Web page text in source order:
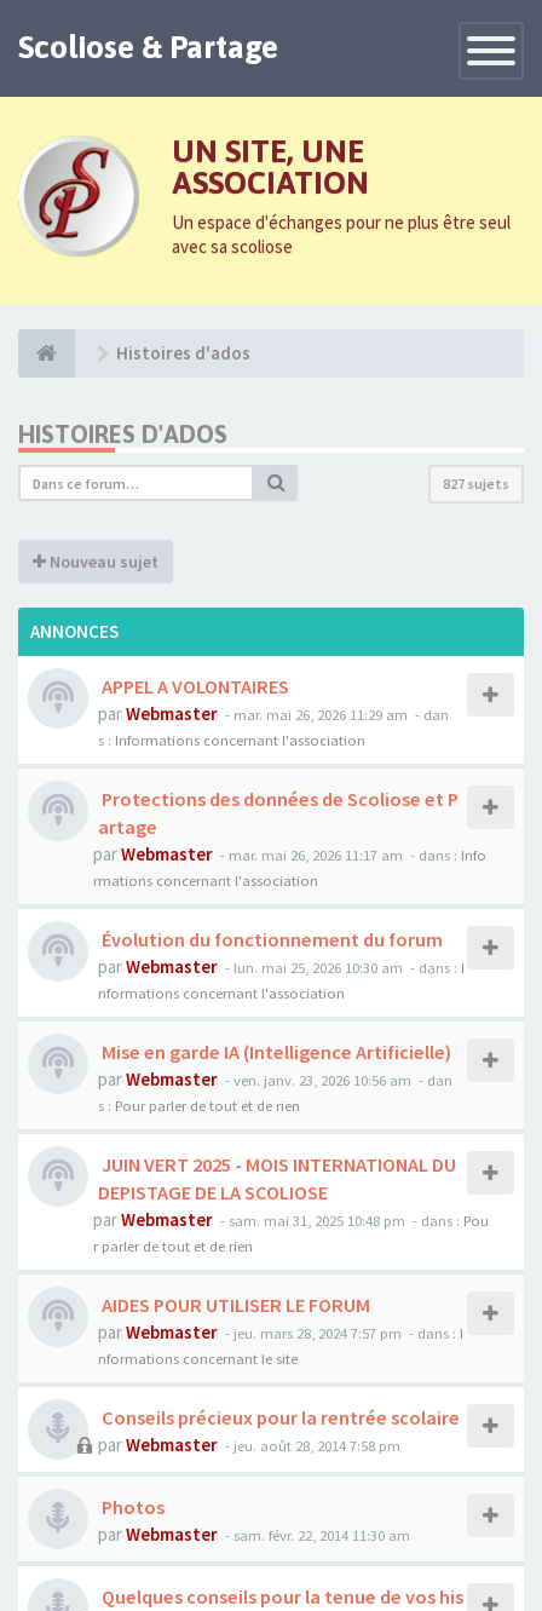
Toggle
Scoliose & Partage
UN SITE, UNE
ASSOCIATION
Un espace d'échanges pour ne plus être seul
avec sa scoliose
Histoires d'ados
HISTOIRES D'ADOS
827 sujets
Nouveau sujet
ANNONCES
APPEL A VOLONTAIRES
parWebmaster - mar. mai 26, 2026 11:29 am - dan
s : Informations concernant l'association
Protections des données de Scoliose et P
artage
parWebmaster - mar. mai 26, 2026 11:17 am - dans : Info
rmations concernant l'association
Évolution du fonctionnement du forum
parWebmaster - lun. mai 25, 2026 10:30 am - dans : I
nformations concernant l'association
Mise en garde IA (Intelligence Artificielle)
parWebmaster - ven. janv. 23, 2026 10:56 am - dan
s : Pour parler de tout et de rien
JUIN VERT 2025 - MOIS INTERNATIONAL DU
DEPISTAGE DE LA SCOLIOSE
parWebmaster - sam. mai 31, 2025 10:48 pm - dans : Pou
r parler de tout et de rien
AIDES POUR UTILISER LE FORUM
parWebmaster - jeu. mars 28, 2024 7:57 pm - dans : I
nformations concernant le site
Conseils précieux pour la rentrée scolaire
parWebmaster - jeu. août 28, 2014 7:58 pm
Photos
parWebmaster - sam. févr. 22, 2014 11:30 am
Quelques conseils pour la tenue de vos his